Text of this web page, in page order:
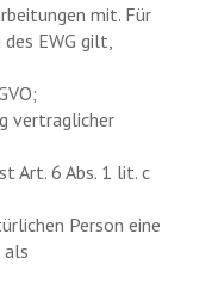
mit. Für
EWG gilt,
vertraglicher
Art. 6 Abs. 1 lit. c
Person eine
als